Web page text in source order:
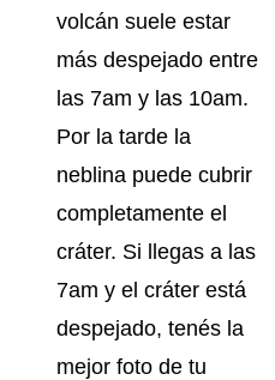
volcán suele estar
más despejado entre
las 7am y las 10am.
Por la tarde la
neblina puede cubrir
completamente el
cráter. Si llegas a las
7am y el cráter está
despejado, tenés la
mejor foto de tu